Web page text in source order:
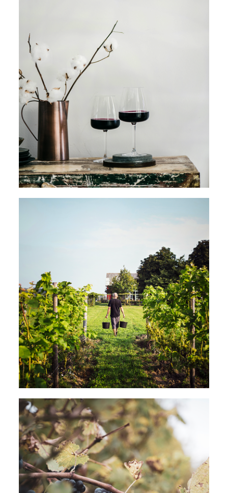
NOS VINS
NOS ARTISANS VIGNERONS
NOS CEPAGES